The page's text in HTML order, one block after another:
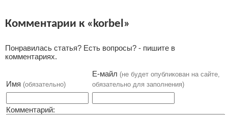
Комментарии к «korbel»
Понравилась статья? Есть вопросы? - пишите в
комментариях.
Имя (обязательно)
Е-майл (не будет опубликован на сайте,
обязательно для заполнения)
Комментарий: